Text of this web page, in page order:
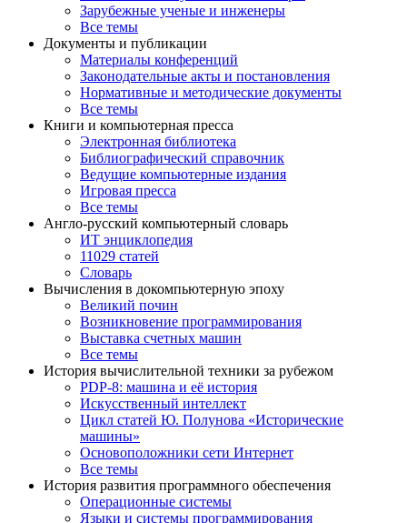
Зарубежные ученые и инженеры
Все темы
Документы и публикации
Материалы конференций
Законодательные акты и постановления
Нормативные и методические документы
Все темы
Книги и компьютерная пресса
Электронная библиотека
Библиографический справочник
Ведущие компьютерные издания
Игровая пресса
Все темы
Англо-русский компьютерный словарь
ИТ энциклопедия
11029 статей
Словарь
Вычисления в докомпьютерную эпоху
Великий почин
Возникновение программирования
Выставка счетных машин
Все темы
История вычислительной техники за рубежом
PDP-8: машина и её история
Искусственный интеллект
Цикл статей Ю. Полунова «Исторические
машины»
Основоположники сети Интернет
Все темы
История развития программного обеспечения
Операционные системы
Языки и системы программирования